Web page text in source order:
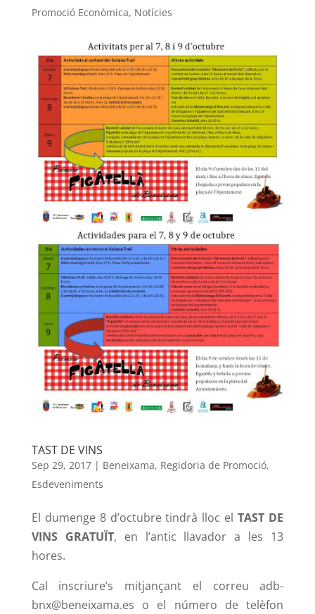
Promoció Econòmica, Notícies
TAST DE VINS
Sep 29, 2017| Beneixama, Regidoria de Promoció,
Esdeveniments
El dumenge 8 d’octubre tindrà lloc elTAST DE
VINS GRATUÏT, en l’antic llavador a les 13
hores.
Cal inscriure’s mitjançant el correu adb-
bnx@beneixama.es o el número de telèfon